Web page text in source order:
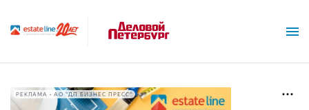
РЕКЛАМА • АО "ДП БИЗНЕС ПРЕСС"